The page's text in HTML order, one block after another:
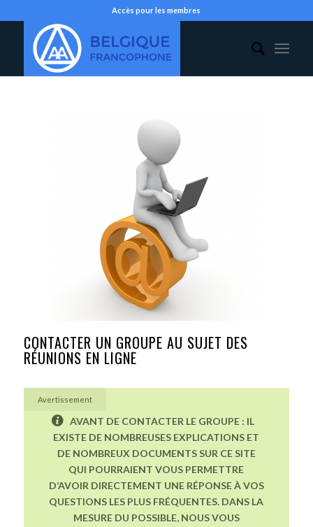
Accès pour les membres
CONTACTER UN GROUPE AU SUJET DES
RÉUNIONS EN LIGNE
Avertissement
AVANT DE CONTACTER LE GROUPE : IL
EXISTE DE NOMBREUSES EXPLICATIONS ET
DE NOMBREUX DOCUMENTS SUR CE SITE
QUI POURRAIENT VOUS PERMETTRE
D’AVOIR DIRECTEMENT UNE RÉPONSE À VOS
QUESTIONS LES PLUS FRÉQUENTES. DANS LA
MESURE DU POSSIBLE, NOUS VOUS